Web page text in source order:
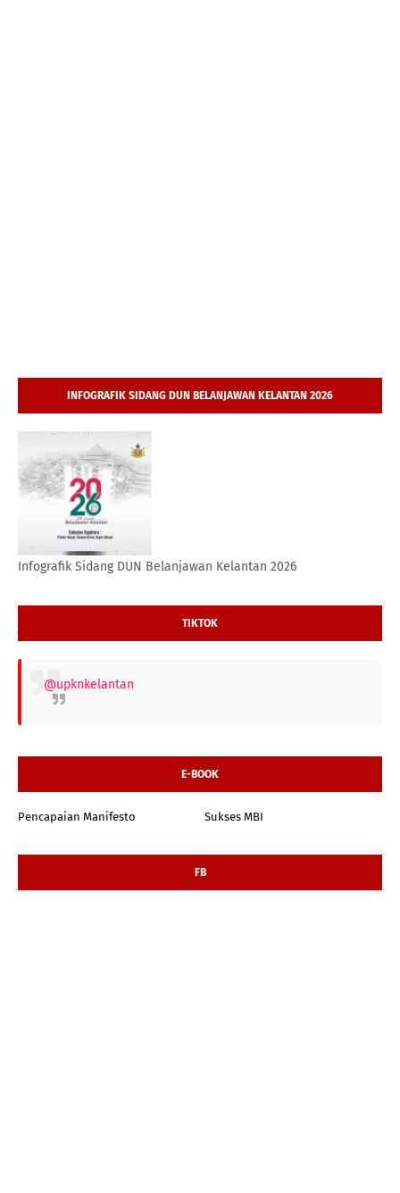
INFOGRAFIK SIDANG DUN BELANJAWAN KELANTAN 2026
Infografik Sidang DUN Belanjawan Kelantan 2026
TIKTOK
@upknkelantan
E-BOOK
Pencapaian Manifesto Sukses MBI
FB